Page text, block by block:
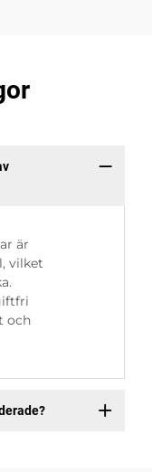
är
vilket
och